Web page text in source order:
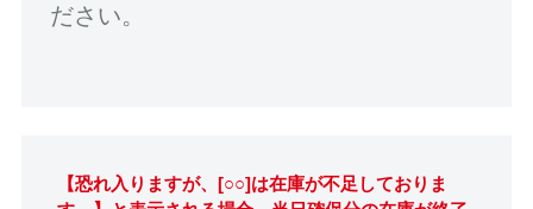
ださい。
【恐れ入りますが、[○○]は在庫が不足しておりま